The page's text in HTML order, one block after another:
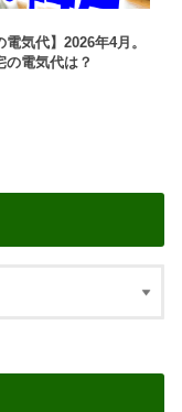
電気代】2026年4月。
の電気代は？